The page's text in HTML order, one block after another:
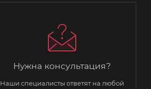
Нужна консультация?
Наши специалисты ответят на любой